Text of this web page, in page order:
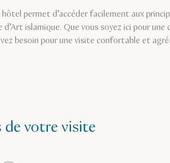
permet d’accéder facilement aux
islamique. Que vous soyez ici pour une
besoin pour une visite confortable et
votre visite